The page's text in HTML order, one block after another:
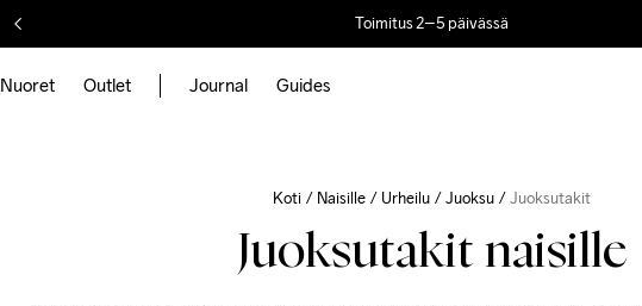
Toimitus 2–5 päivässä
Nuoret Outlet Journal Guides
Koti Naisille Urheilu Juoksu Juoksutakit
Juoksutakit naisille